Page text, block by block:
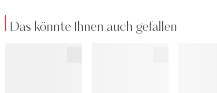
Das könnte Ihnen auch gefallen